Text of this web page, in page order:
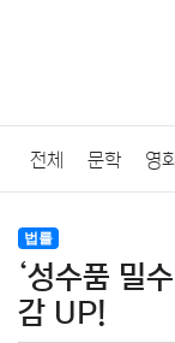
전체 문학 영
법률
질병 가요 방송
법률
‘성수품 밀
감 UP!